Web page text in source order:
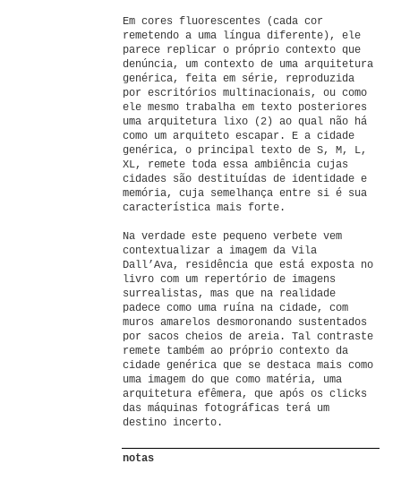
Em cores fluorescentes (cada cor
remetendo a uma língua diferente), ele
parece replicar o próprio contexto que
denúncia, um contexto de uma arquitetura
genérica, feita em série, reproduzida
por escritórios multinacionais, ou como
ele mesmo trabalha em texto posteriores
uma arquitetura lixo (2) ao qual não há
como um arquiteto escapar. E a cidade
genérica, o principal texto de S, M, L,
XL, remete toda essa ambiência cujas
cidades são destituídas de identidade e
memória, cuja semelhança entre si é sua
característica mais forte.
Na verdade este pequeno verbete vem
contextualizar a imagem da Vila
Dall’Ava, residência que está exposta no
livro com um repertório de imagens
surrealistas, mas que na realidade
padece como uma ruína na cidade, com
muros amarelos desmoronando sustentados
por sacos cheios de areia. Tal contraste
remete também ao próprio contexto da
cidade genérica que se destaca mais como
uma imagem do que como matéria, uma
arquitetura efêmera, que após os clicks
das máquinas fotográficas terá um
destino incerto.
notas